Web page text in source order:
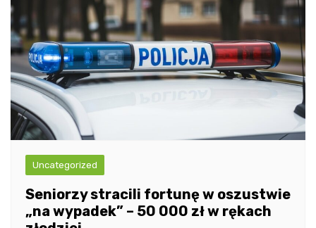
Uncategorized
Seniorzy stracili fortunę w oszustwie
„na wypadek” – 50 000 zł w rękach